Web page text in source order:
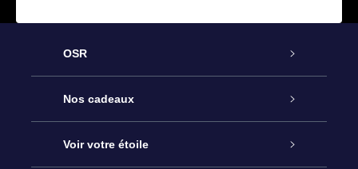
OSR
Service
À propos de l’OSR
Nos cadeaux
Cadeau d’étoile en ligne
Voir votre étoile